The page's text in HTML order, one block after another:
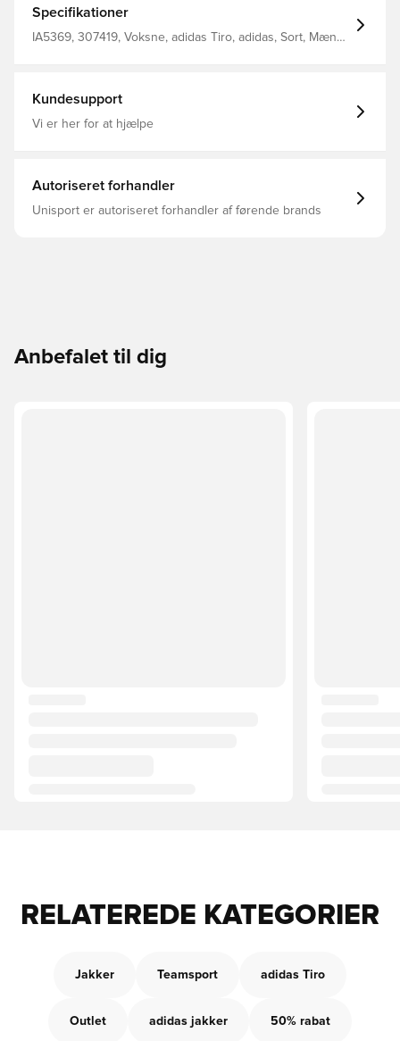
genanvendt polyester WIND.RDY Vendbar
Refleksdetaljer
Specifikationer
IA5369, 307419, Voksne, adidas Tiro, adidas, Sort, Mænd,
Kundesupport
Vi er her for at hjælpe
Autoriseret forhandler
Unisport er autoriseret forhandler af førende brands
Anbefalet til dig
RELATEREDE KATEGORIER
Jakker Teamsport adidas Tiro
Outlet adidas jakker 50% rabat